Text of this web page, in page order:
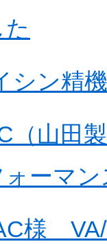
た
シン精
（山田
ォーマ
様